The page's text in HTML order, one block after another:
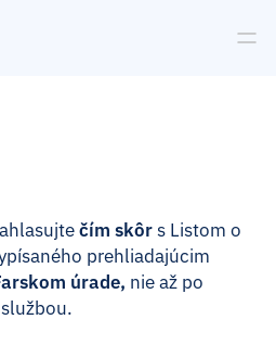
čím skôrs Listom o
prehliadajúcim
úrade, nie až po